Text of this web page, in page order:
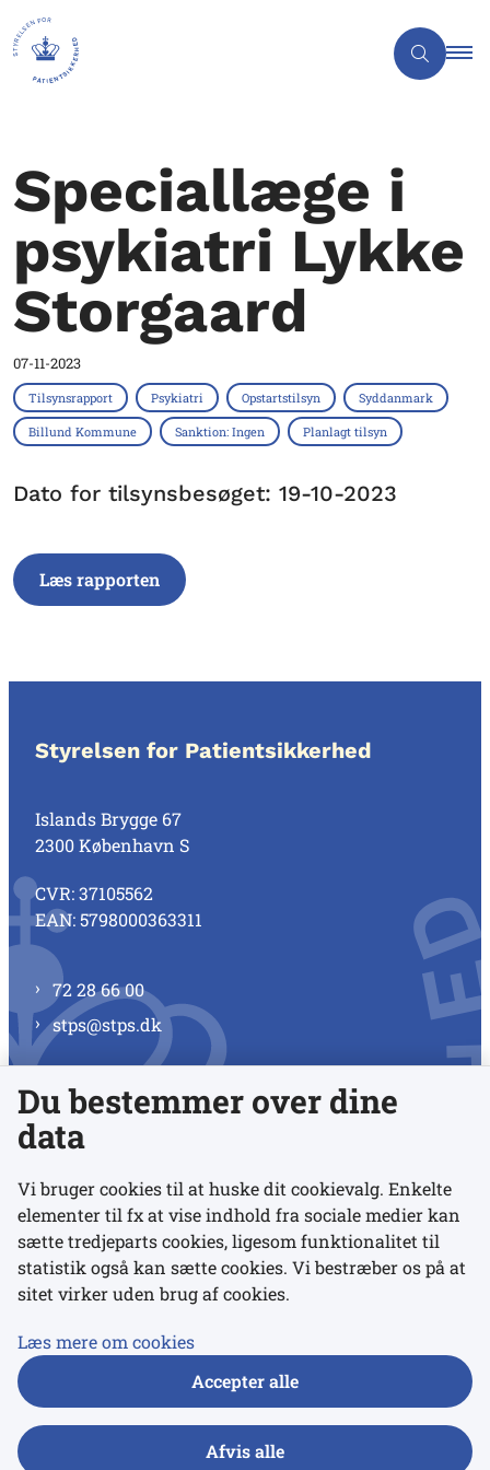
Speciallæge i
psykiatri Lykke
Storgaard
07-11-2023
Tilsynsrapport Psykiatri Opstartstilsyn Syddanmark
Billund Kommune Sanktion: Ingen Planlagt tilsyn
Dato for tilsynsbesøget: 19-10-2023
Læs rapporten
Styrelsen for Patientsikkerhed
Islands Brygge 67
2300 København S
CVR: 37105562
EAN: 5798000363311
72 28 66 00
stps@stps.dk
Se alle kontaktnumre
Links
Udgivelser
Du bestemmer over dine
data
Vi bruger cookies til at huske dit cookievalg. Enkelte
elementer til fx at vise indhold fra sociale medier kan
sætte tredjeparts cookies, ligesom funktionalitet til
statistik også kan sætte cookies. Vi bestræber os på at
sitet virker uden brug af cookies.
Læs mere om cookies
Accepter alle
Afvis alle